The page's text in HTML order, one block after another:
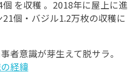
を収穫 。2018年に屋上に進
個・バジル1.2万枚の収穫に
者意識が芽生えて脱サラ。
経緯